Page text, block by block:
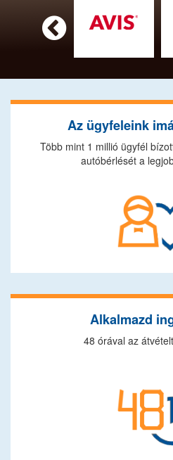

Az ügyfeleink
Több mint 1 millió ügyfél
autóbérlését a
Alkalmazd
48 órával az